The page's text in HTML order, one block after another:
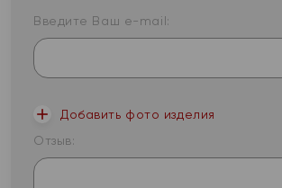
Введите Ваш e-mail:
Добавить фото изделия
Отзыв: